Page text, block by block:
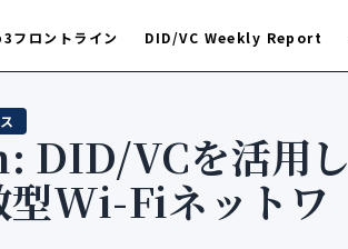
フロントライン DID/VC Weekly Report
DID/VCを活用し
型Wi-Fiネットワ